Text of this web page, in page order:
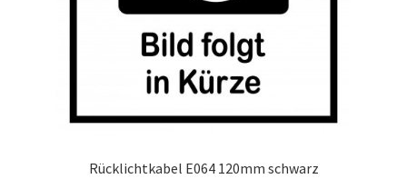
Rücklichtkabel E064 120mm schwarz